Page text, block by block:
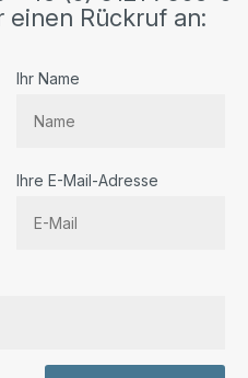
Rückruf an:
Ihr Name
Ihre E-Mail-Adresse